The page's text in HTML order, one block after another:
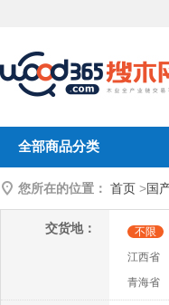
全部商品分类
您所在的位置： 首页 >国
交货地： 不限
江西省
青海省